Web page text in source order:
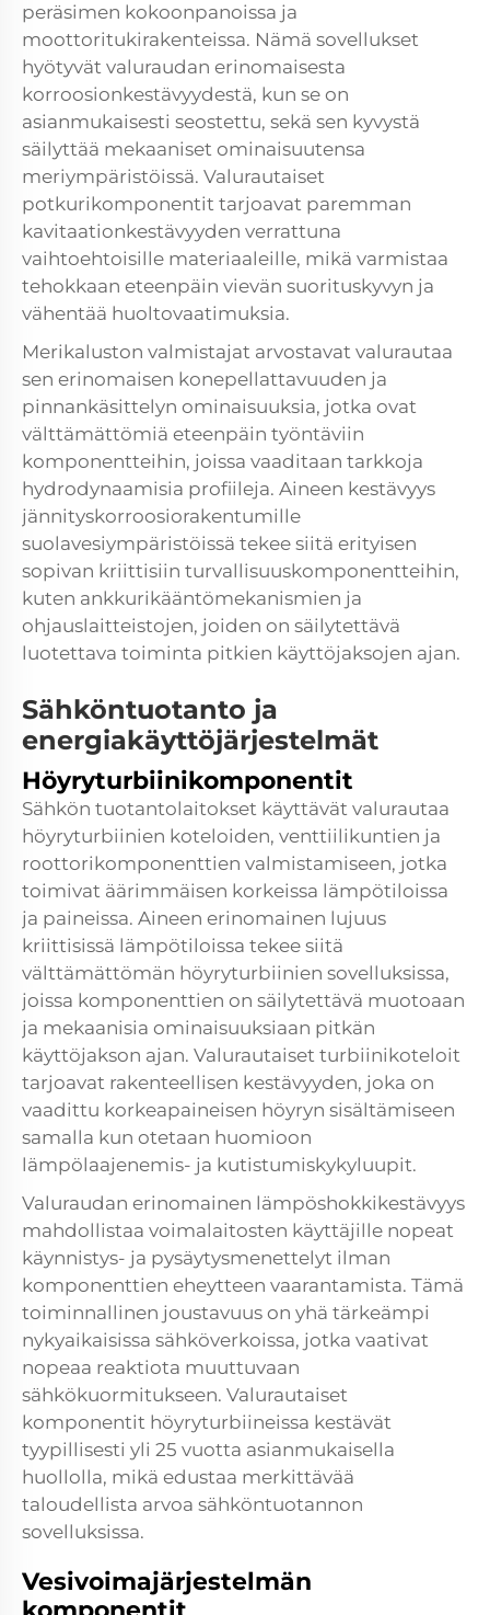
peräsimen kokoonpanoissa ja
moottoritukirakenteissa. Nämä sovellukset
hyötyvät valuraudan erinomaisesta
korroosionkestävyydestä, kun se on
asianmukaisesti seostettu, sekä sen kyvystä
säilyttää mekaaniset ominaisuutensa
meriympäristöissä. Valurautaiset
potkurikomponentit tarjoavat paremman
kavitaationkestävyyden verrattuna
vaihtoehtoisille materiaaleille, mikä varmistaa
tehokkaan eteenpäin vievän suorituskyvyn ja
vähentää huoltovaatimuksia.
Merikaluston valmistajat arvostavat valurautaa
sen erinomaisen konepellattavuuden ja
pinnankäsittelyn ominaisuuksia, jotka ovat
välttämättömiä eteenpäin työntäviin
komponentteihin, joissa vaaditaan tarkkoja
hydrodynaamisia profiileja. Aineen kestävyys
jännityskorroosiorakentumille
suolavesiympäristöissä tekee siitä erityisen
sopivan kriittisiin turvallisuuskomponentteihin,
kuten ankkurikääntömekanismien ja
ohjauslaitteistojen, joiden on säilytettävä
luotettava toiminta pitkien käyttöjaksojen ajan.
Sähköntuotanto ja
energiakäyttöjärjestelmät
Höyryturbiinikomponentit
Sähkön tuotantolaitokset käyttävät valurautaa
höyryturbiinien koteloiden, venttiilikuntien ja
roottorikomponenttien valmistamiseen, jotka
toimivat äärimmäisen korkeissa lämpötiloissa
ja paineissa. Aineen erinomainen lujuus
kriittisissä lämpötiloissa tekee siitä
välttämättömän höyryturbiinien sovelluksissa,
joissa komponenttien on säilytettävä muotoaan
ja mekaanisia ominaisuuksiaan pitkän
käyttöjakson ajan. Valurautaiset turbiinikoteloit
tarjoavat rakenteellisen kestävyyden, joka on
vaadittu korkeapaineisen höyryn sisältämiseen
samalla kun otetaan huomioon
lämpölaajenemis- ja kutistumiskykyluupit.
Valuraudan erinomainen lämpöshokkikestävyys
mahdollistaa voimalaitosten käyttäjille nopeat
käynnistys- ja pysäytysmenettelyt ilman
komponenttien eheytteen vaarantamista. Tämä
toiminnallinen joustavuus on yhä tärkeämpi
nykyaikaisissa sähköverkoissa, jotka vaativat
nopeaa reaktiota muuttuvaan
sähkökuormitukseen. Valurautaiset
komponentit höyryturbiineissa kestävät
tyypillisesti yli 25 vuotta asianmukaisella
huollolla, mikä edustaa merkittävää
taloudellista arvoa sähköntuotannon
sovelluksissa.
Vesivoimajärjestelmän